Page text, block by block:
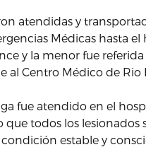
atendidas y
Médicas hasta el
y la menor fue referida
al Centro Médico de Rio
fue atendido en el
que todos los lesionados
estable y